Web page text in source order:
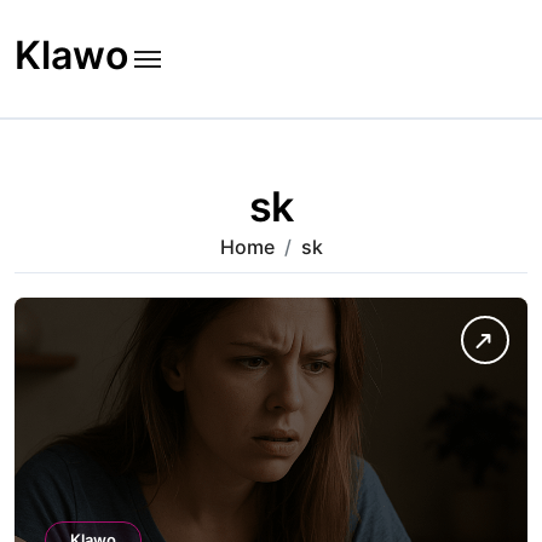
to
content
Klawo
sk
Home sk